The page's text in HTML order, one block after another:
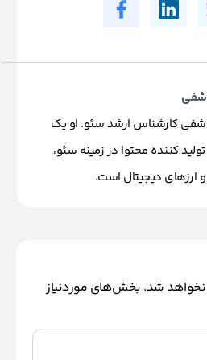
کارشناس ارشد سئو. او یک
کننده محتوا در زمینه سئو،
و ارزهای دیجیتال است.
نخواهد شد. بخش‌های موردنیاز